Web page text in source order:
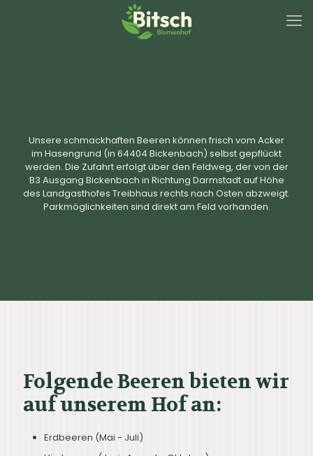
Unsere schmackhaften Beeren können frisch vom Acker
im Hasengrund (in 64404 Bickenbach) selbst gepflückt
werden. Die Zufahrt erfolgt über den Feldweg, der von der
B3 Ausgang Bickenbach in Richtung Darmstadt auf Höhe
des Landgasthofes Treibhaus rechts nach Osten abzweigt.
Parkmöglichkeiten sind direkt am Feld vorhanden.
Folgende Beeren bieten wir
auf unserem Hof an:
Erdbeeren (Mai - Juli)